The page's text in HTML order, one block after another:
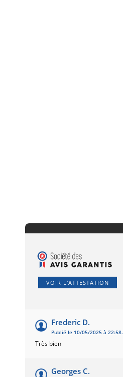
VOIR L'ATTESTATION
Frederic D.
Publié le 10/05/2025 à 22:58.
Très bien
Georges C.